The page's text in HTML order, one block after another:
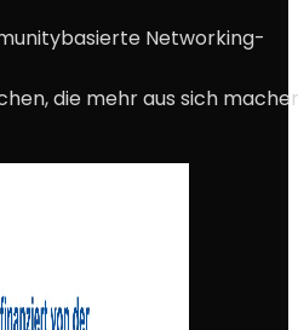
Networking-
die mehr aus sich